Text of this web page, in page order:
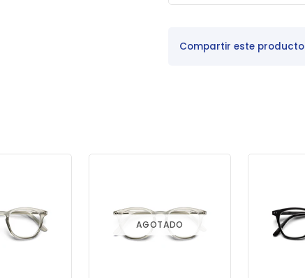
Compartir este producto
AGOTADO